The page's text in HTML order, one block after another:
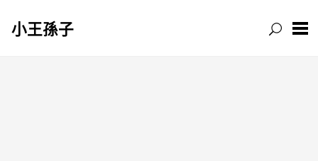
小王孫子